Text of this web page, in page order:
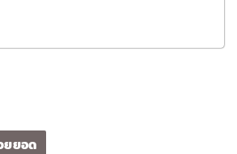
ยยอด